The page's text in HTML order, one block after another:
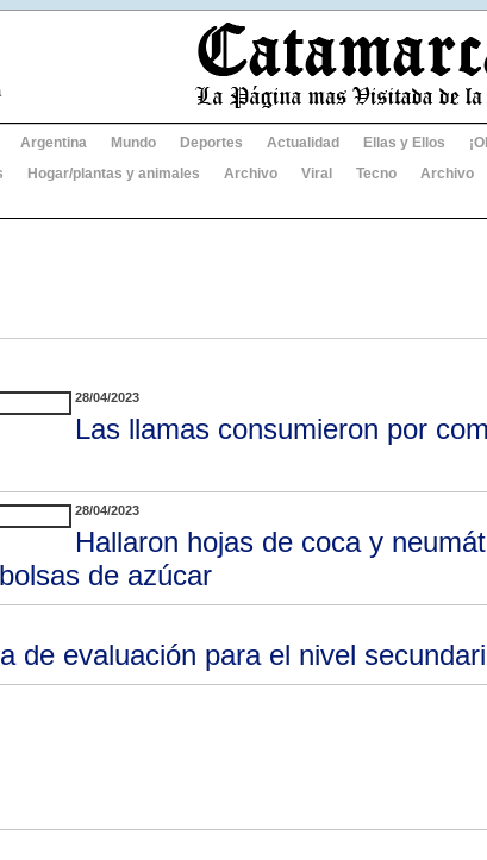
Argentina Mundo Deportes Actualidad Ellas y Ellos
Hogar/plantas y animales Archivo Viral Tecno Archivo
28/04/2023
Las llamas consumieron por
28/04/2023
Hallaron hojas de coca y
de azúcar
de evaluación para el nivel